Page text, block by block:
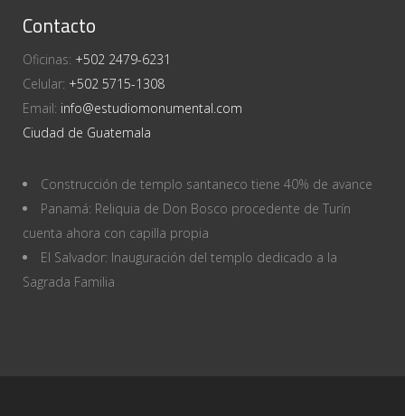
Contacto
Oficinas: +502 2479-6231
Celular: +502 5715-1308
Email: info@estudiomonumental.com
Ciudad de Guatemala
Construcción de templo santaneco tiene 40% de avance
Panamá: Reliquia de Don Bosco procedente de Turín
cuenta ahora con capilla propia
El Salvador: Inauguración del templo dedicado a la
Sagrada Familia